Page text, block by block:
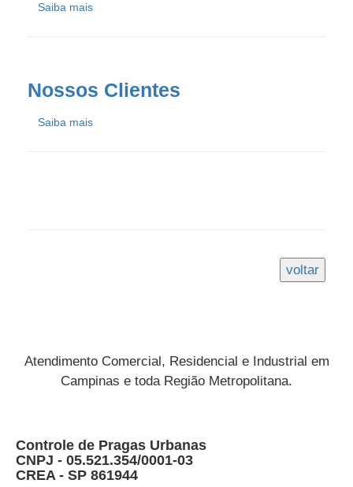
Saiba mais
Nossos Clientes
Saiba mais
Atendimento Comercial, Residencial e Industrial em
Campinas e toda Região Metropolitana.
Controle de Pragas Urbanas
CNPJ - 05.521.354/0001-03
CREA - SP 861944